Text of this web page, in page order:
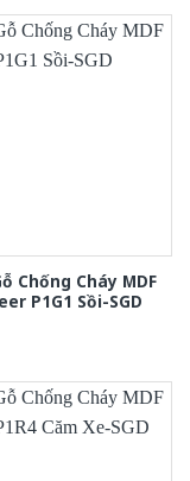
Chống Cháy MDF
P1G1 Sồi-SGD